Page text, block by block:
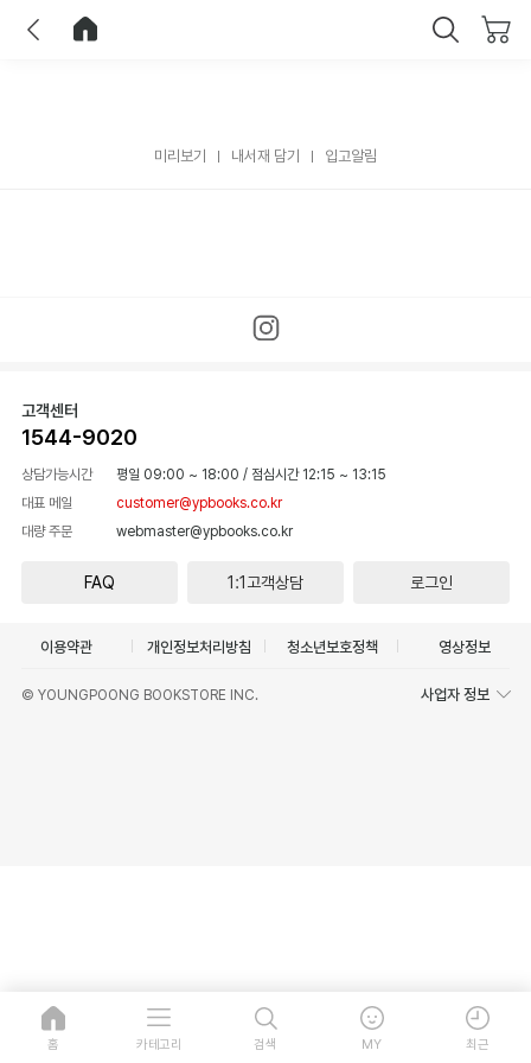
미리보기 내서재 담기 입고알림
고객센터
1544-9020
상담가능시간 평일 09:00 ~ 18:00 / 점심시간 12:15 ~ 13:15
대표 메일
customer@ypbooks.co.kr
대량 주문
webmaster@ypbooks.co.kr
FAQ 1:1고객상담 로그인
이용약관 개인정보처리방침 청소년보호정책 영상정보
© YOUNGPOONG BOOKSTORE INC. 사업자 정보
홈 카테고리 검색 MY 최근